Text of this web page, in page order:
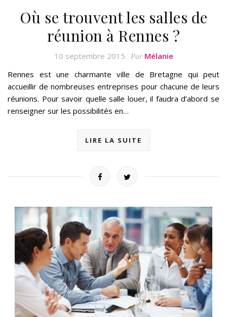
Où se trouvent les salles de
réunion à Rennes ?
10 septembre 2015 Par Mélanie
Rennes est une charmante ville de Bretagne qui peut
accueillir de nombreuses entreprises pour chacune de leurs
réunions. Pour savoir quelle salle louer, il faudra d’abord se
renseigner sur les possibilités en…
LIRE LA SUITE